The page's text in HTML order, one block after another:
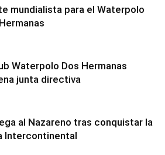
mundialista para el Waterpolo
Waterpolo Dos Hermanas
junta directiva
al Nazareno tras conquistar la
Intercontinental